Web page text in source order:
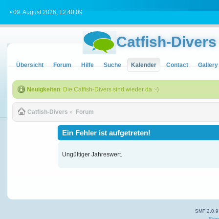
• 09. August 2026, 12:40:09
Catfish-Divers
Übersicht Forum Hilfe Suche Kalender Contact Gallery
Neuigkeiten: Die Catfish-Divers sind wieder da :-)
Catfish-Divers » Forum
Ein Fehler ist aufgetreten!
Ungültiger Jahreswert.
SMF 2.0.9